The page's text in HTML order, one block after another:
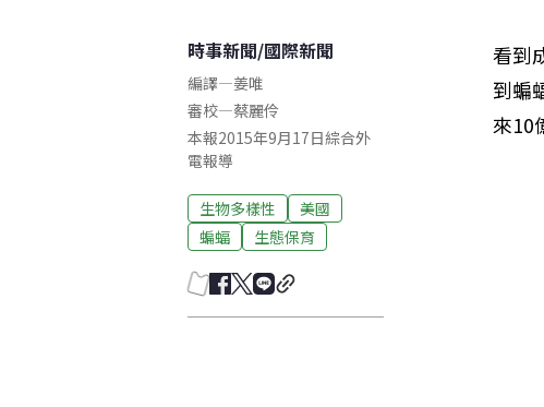
時事新聞/國際新聞
編譯—姜唯
審校—蔡麗伶
本報2015年9月17日綜合外
電報導
生物多樣性
美國
蝙蝠
生態保育
看到
到蝙
來10